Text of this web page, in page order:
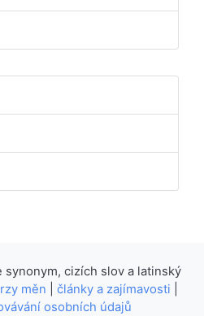
cizích slov a latinský
měn články a zajímavosti
osobních údajů